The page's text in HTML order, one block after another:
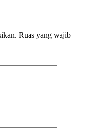
Ruas yang wajib